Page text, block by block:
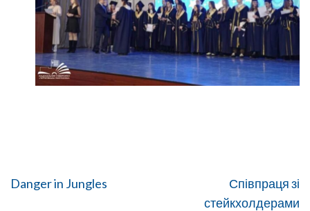
Навігація
Danger in Jungles
Співпраця зі
стейкхолдерами